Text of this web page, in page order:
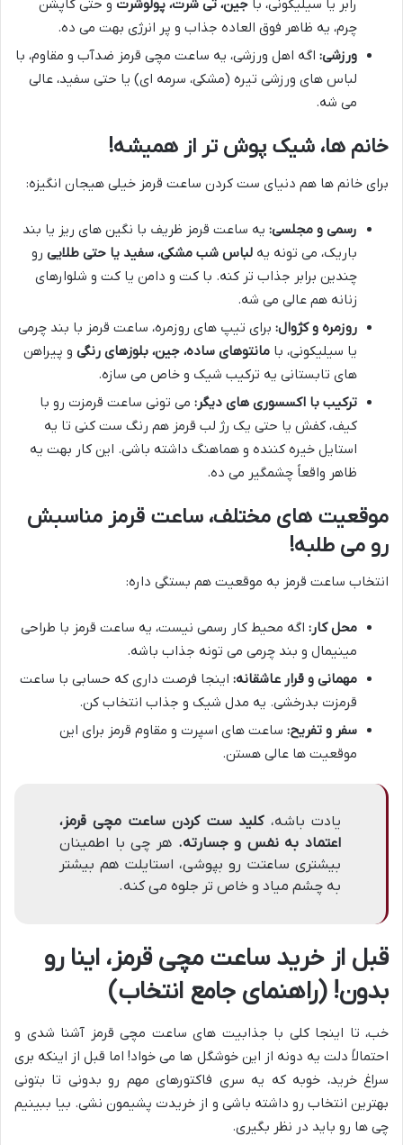
رابر یا سیلیکونی، با جین، تی شرت، پولوشرت و حتی کاپشن
چرم، یه ظاهر فوق العاده جذاب و پر انرژی بهت می ده.
ورزشی: اگه اهل ورزشی، یه ساعت مچی قرمز ضدآب و مقاوم، با
لباس های ورزشی تیره (مشکی، سرمه ای) یا حتی سفید، عالی
می شه.
خانم ها، شیک پوش تر از همیشه!
برای خانم ها هم دنیای ست کردن ساعت قرمز خیلی هیجان انگیزه:
رسمی و مجلسی: یه ساعت قرمز ظریف با نگین های ریز یا بند
باریک، می تونه یه لباس شب مشکی، سفید یا حتی طلایی رو
چندین برابر جذاب تر کنه. با کت و دامن یا کت و شلوارهای
زنانه هم عالی می شه.
روزمره و کژوال: برای تیپ های روزمره، ساعت قرمز با بند چرمی
یا سیلیکونی، با مانتوهای ساده، جین، بلوزهای رنگی و پیراهن
های تابستانی یه ترکیب شیک و خاص می سازه.
ترکیب با اکسسوری های دیگر: می تونی ساعت قرمزت رو با
کیف، کفش یا حتی یک رژ لب قرمز هم رنگ ست کنی تا یه
استایل خیره کننده و هماهنگ داشته باشی. این کار بهت یه
ظاهر واقعاً چشمگیر می ده.
موقعیت های مختلف، ساعت قرمز مناسبش
رو می طلبه!
انتخاب ساعت قرمز به موقعیت هم بستگی داره:
محل کار: اگه محیط کار رسمی نیست، یه ساعت قرمز با طراحی
مینیمال و بند چرمی می تونه جذاب باشه.
مهمانی و قرار عاشقانه: اینجا فرصت داری که حسابی با ساعت
قرمزت بدرخشی. یه مدل شیک و جذاب انتخاب کن.
سفر و تفریح: ساعت های اسپرت و مقاوم قرمز برای این
موقعیت ها عالی هستن.
یادت باشه،کلید ست کردن ساعت مچی قرمز،
اعتماد به نفس و جسارته. هر چی با اطمینان
بیشتری ساعتت رو بپوشی، استایلت هم بیشتر
به چشم میاد و خاص تر جلوه می کنه.
قبل از خرید ساعت مچی قرمز، اینا رو
بدون! (راهنمای جامع انتخاب)
خب، تا اینجا کلی با جذابیت های ساعت مچی قرمز آشنا شدی و
احتمالاً دلت یه دونه از این خوشگل ها می خواد! اما قبل از اینکه بری
سراغ خرید، خوبه که یه سری فاکتورهای مهم رو بدونی تا بتونی
بهترین انتخاب رو داشته باشی و از خریدت پشیمون نشی. بیا ببینیم
چی ها رو باید در نظر بگیری.